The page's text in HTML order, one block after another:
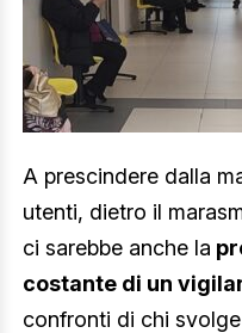
A prescindere dalla
utenti, dietro il
ci sarebbe anche la
costante di un
confronti di chi